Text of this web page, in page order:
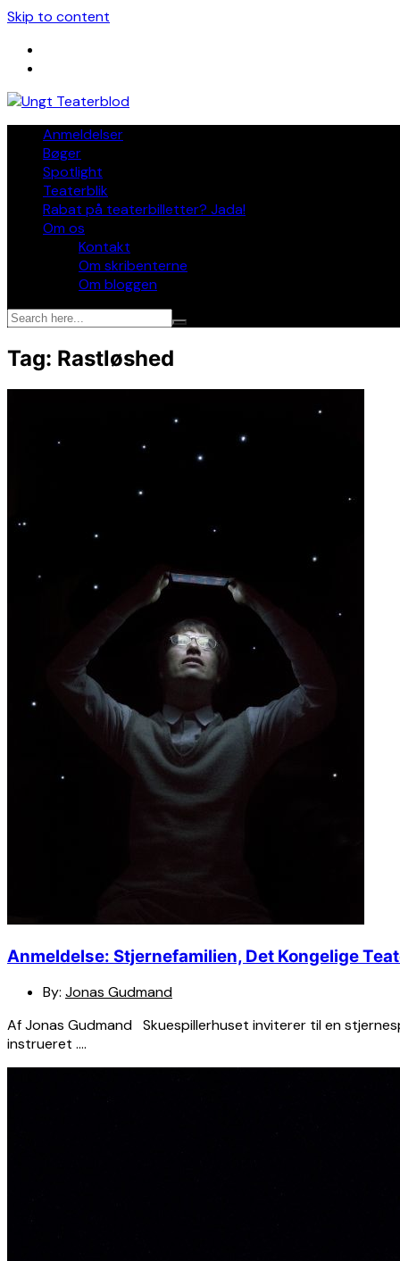
Skip to content
Anmeldelser
Bøger
Spotlight
Teaterblik
Rabat på teaterbilletter? Jada!
Om os
Kontakt
Om skribenterne
Om bloggen
Tag: Rastløshed
Anmeldelse: Stjernefamilien, Det Kongelige
By: Jonas Gudmand
Af Jonas Gudmand Skuespillerhuset inviterer til en
instrueret ….